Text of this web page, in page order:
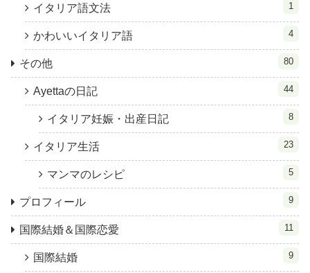
イタリア語文法 1
かわいいイタリア語 4
その他 80
Ayettaの日記 44
イタリア妊娠・出産日記 8
イタリア生活 23
マンマのレシピ 5
プロフィール 9
国際結婚＆国際恋愛 11
国際結婚 9